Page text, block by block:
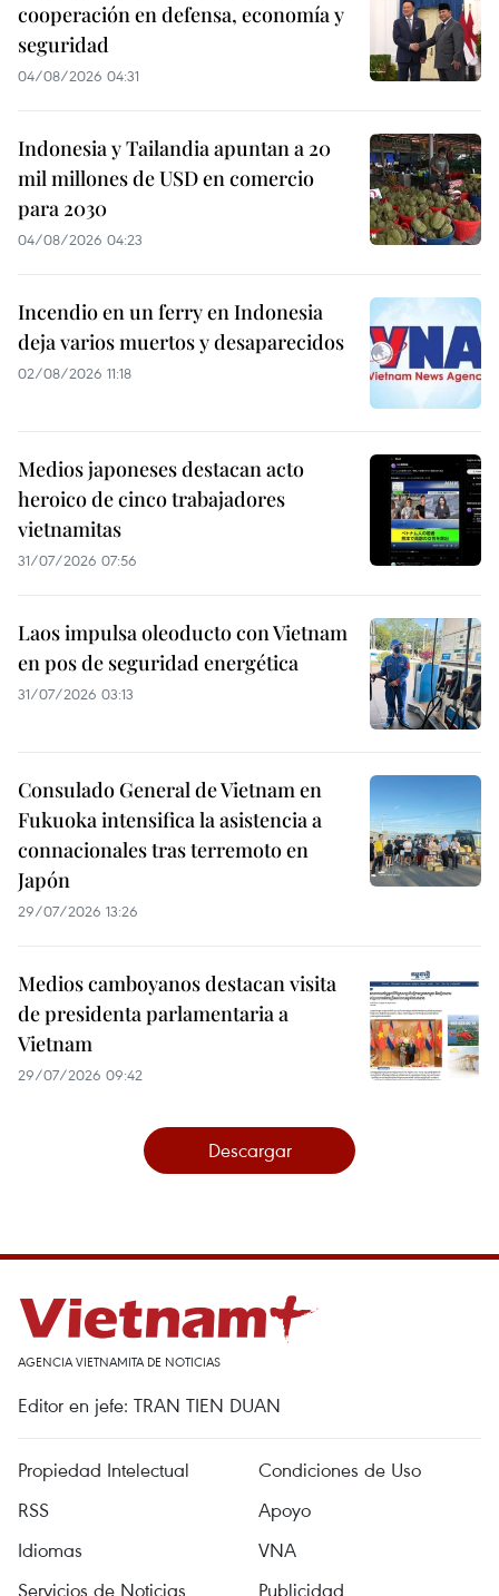
cooperación en defensa, economía y
seguridad
04/08/2026 04:31
Indonesia y Tailandia apuntan a 20
mil millones de USD en comercio
para 2030
04/08/2026 04:23
Incendio en un ferry en Indonesia
deja varios muertos y desaparecidos
02/08/2026 11:18
Medios japoneses destacan acto
heroico de cinco trabajadores
vietnamitas
31/07/2026 07:56
Laos impulsa oleoducto con Vietnam
en pos de seguridad energética
31/07/2026 03:13
Consulado General de Vietnam en
Fukuoka intensifica la asistencia a
connacionales tras terremoto en
Japón
29/07/2026 13:26
Medios camboyanos destacan visita
de presidenta parlamentaria a
Vietnam
29/07/2026 09:42
Descargar
AGENCIA VIETNAMITA DE NOTICIAS
Editor en jefe: TRAN TIEN DUAN
Propiedad Intelectual
Condiciones de Uso
RSS
Apoyo
Idiomas
VNA
Servicios de Noticias
Publicidad